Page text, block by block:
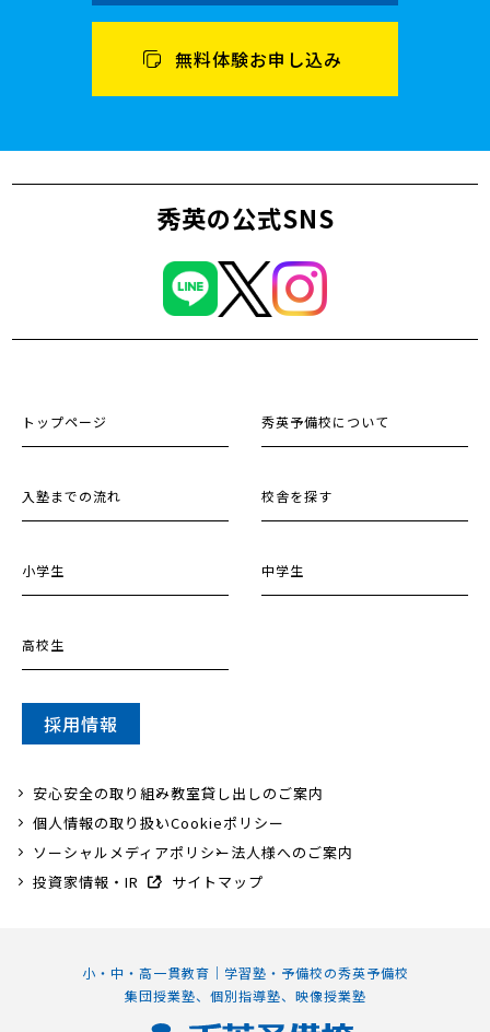
無料体験お申し込み
秀英の公式SNS
小・中・高一貫教育｜学習塾・予備校の秀英予備校
集団授業塾、個別指導塾、映像授業塾
トップページ 秀英予備校について
入塾までの流れ 校舎を探す
小学生 中学生
高校生
採用情報
安心安全の取り組み教室貸し出しのご案内
個人情報の取り扱いCookieポリシー
ソーシャルメディアポリシー法人様へのご案内
投資家情報・IR
サイトマップ